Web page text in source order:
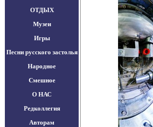
ОТДЫХ
Музеи
Игры
Песни русского застолья
Народное
Смешное
О НАС
Редколлегия
Авторам